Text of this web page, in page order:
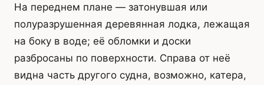
На переднем плане — затонувшая или
полуразрушенная деревянная лодка, лежащая
на боку в воде; её обломки и доски
разбросаны по поверхности. Справа от неё
видна часть другого судна, возможно, катера,